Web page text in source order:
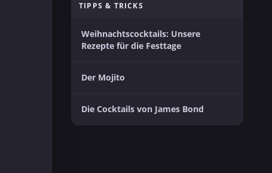
TIPPS & TRICKS
Weihnachtscocktails: Unsere
Rezepte für die Festtage
Der Mojito
Die Cocktails von James Bond